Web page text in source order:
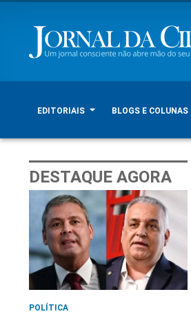
EDITORIAIS BLOGS E COLUNAS
DESTAQUE AGORA
POLÍTICA